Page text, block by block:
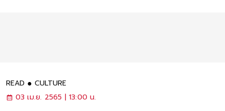
READ
CULTURE
03 เม.ย. 2565 | 13:00 น.